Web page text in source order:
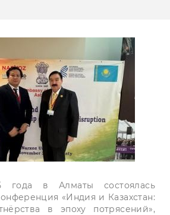
года в Алматы состоялась
«Индия и Казахстан:
в эпоху потрясений»,